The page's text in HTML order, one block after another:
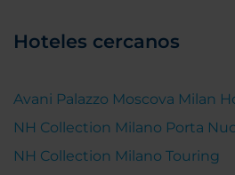
Hoteles cercanos
Avani Palazzo Moscova Milan
NH Collection Milano Porta
NH Collection Milano Touring